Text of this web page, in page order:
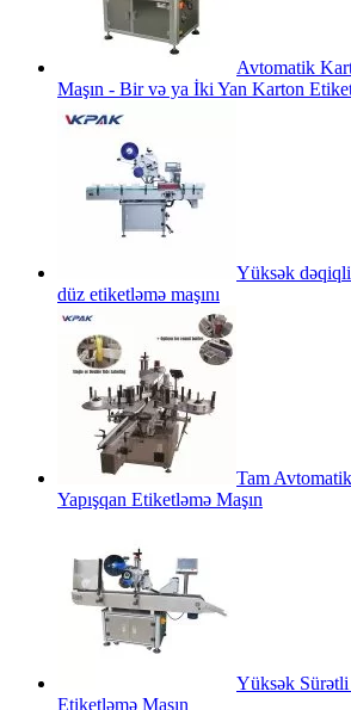
Avtomatik
Maşın - Bir və ya İki Yan Karton
Yüksək
düz etiketləmə maşını
Tam
Yapışqan Etiketləmə Maşın
Yüksək
Etiketləmə Maşın